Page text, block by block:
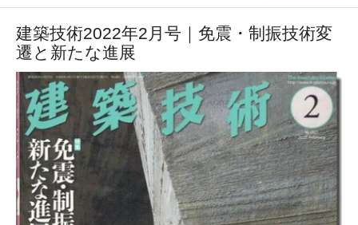
建築技術2022年2月号｜免震・制振技術変
遷と新たな進展